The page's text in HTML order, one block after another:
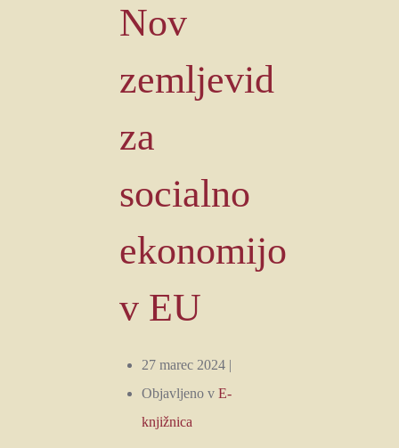
Nov
zemljevid
za
socialno
ekonomijo
v EU
27 marec 2024 |
Objavljeno v E-
knjižnica